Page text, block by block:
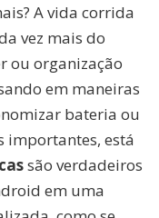
A vida corrida
vez mais do
ou organização
em maneiras
bateria ou
importantes, está
são verdadeiros
em uma